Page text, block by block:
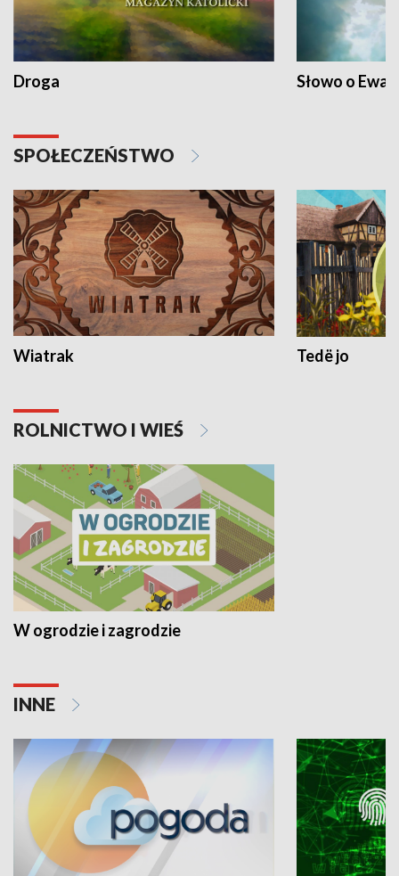
Droga Słowo o
SPOŁECZEŃSTWO
Wiatrak Tedë jo
ROLNICTWO I WIEŚ
W ogrodzie i zagrodzie
INNE